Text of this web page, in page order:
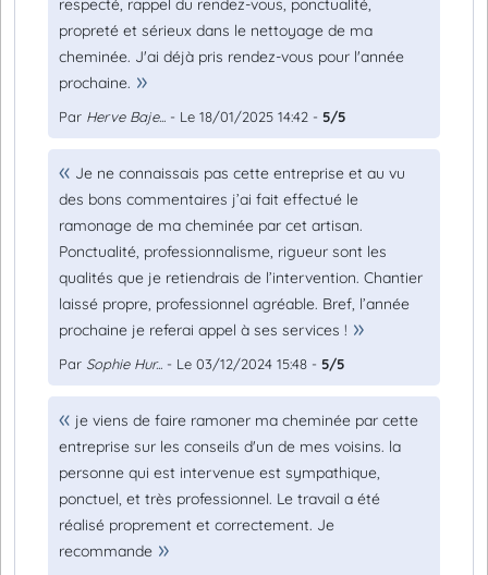
respecté, rappel du rendez-vous, ponctualité,
propreté et sérieux dans le nettoyage de ma
cheminée. J'ai déjà pris rendez-vous pour l'année
prochaine.
Par Herve Baje... - Le 18/01/2025 14:42 - 5/5
Je ne connaissais pas cette entreprise et au vu
des bons commentaires j’ai fait effectué le
ramonage de ma cheminée par cet artisan.
Ponctualité, professionnalisme, rigueur sont les
qualités que je retiendrais de l’intervention. Chantier
laissé propre, professionnel agréable. Bref, l’année
prochaine je referai appel à ses services !
Par Sophie Hur... - Le 03/12/2024 15:48 - 5/5
je viens de faire ramoner ma cheminée par cette
entreprise sur les conseils d'un de mes voisins. la
personne qui est intervenue est sympathique,
ponctuel, et très professionnel. Le travail a été
réalisé proprement et correctement. Je
recommande